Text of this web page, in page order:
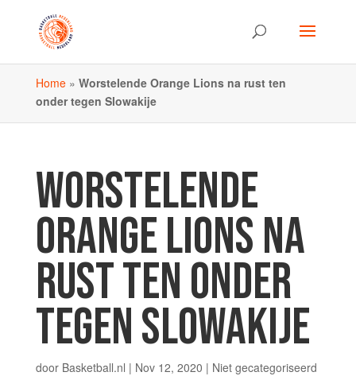
Home» Worstelende Orange Lions na rust ten
onder tegen Slowakije
WORSTELENDE
ORANGE LIONS NA
RUST TEN ONDER
TEGEN SLOWAKIJE
door Basketball.nl | Nov 12, 2020 | Niet gecategoriseerd